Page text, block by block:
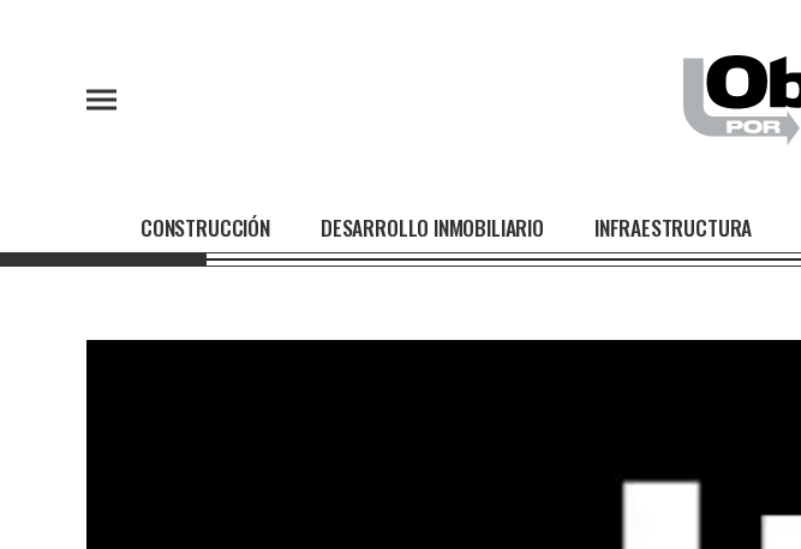
CONSTRUCCIÓN DESARROLLO INMOBILIARIO INFRAESTRUCTURA